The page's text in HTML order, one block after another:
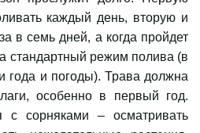
каждый день, вторую и
в семь дней, а когда пройдет
стандартный режим полива (в
года и погоды). Трава должна
особенно в первый год.
с сорняками – осматривать